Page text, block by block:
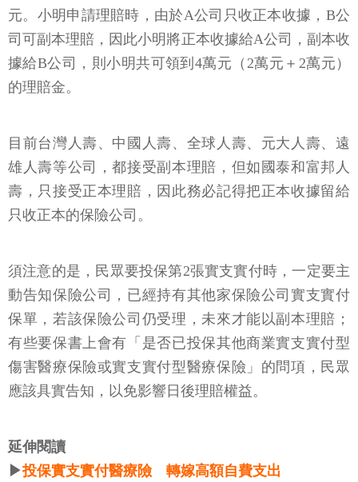
元。小明申請理賠時，由於A公司只收正本收據，B公
司可副本理賠，因此小明將正本收據給A公司，副本收
據給B公司，則小明共可領到4萬元（2萬元＋2萬元）
的理賠金。
目前台灣人壽、中國人壽、全球人壽、元大人壽、遠
雄人壽等公司，都接受副本理賠，但如國泰和富邦人
壽，只接受正本理賠，因此務必記得把正本收據留給
只收正本的保險公司。
須注意的是，民眾要投保第2張實支實付時，一定要主
動告知保險公司，已經持有其他家保險公司實支實付
保單，若該保險公司仍受理，未來才能以副本理賠；
有些要保書上會有「是否已投保其他商業實支實付型
傷害醫療保險或實支實付型醫療保險」的問項，民眾
應該具實告知，以免影響日後理賠權益。
延伸閱讀
▶投保實支實付醫療險 轉嫁高額自費支出